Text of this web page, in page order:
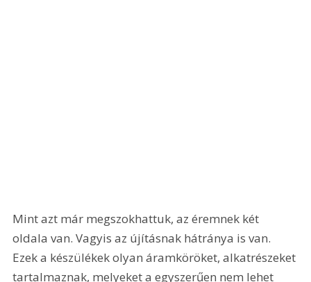
Mint azt már megszokhattuk, az éremnek két
oldala van. Vagyis az újításnak hátránya is van.
Ezek a készülékek olyan áramköröket, alkatrészeket
tartalmaznak, melyeket a egyszerűen nem lehet